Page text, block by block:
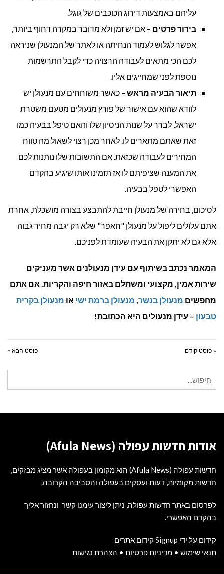
עליהם באמצעות דירוג הכוכבים של גוגל.
בירור פרטים – אם יש זמן ולא מדובר במקרה דחוף ביותר,
אפשר לגלוש לעמוד הנחיתה או לאתר של המנעולן שניראה
לכם הכי מתאים לעבודה הרצויה כדי לקבל התרשמות
נוספת לפני שמחייגים אליו.
תיאור הבעיה מראש – כאשר משוחחים עם מנעולן יש
לוודא שהוא עם אישור של פורץ מנעולים מטעם משטרת
ישראל, לברר על שנות הניסיון שלו והאם טיפל בבעיה כמו
זאת שאתם מתארים לו. לאחר מכן רצוי לשאול מה טווח
המחירים לעבודה שכזאת. אם התשובות שלו נותנות לכם
את המענה שציפיתם לו אז תזמינו אותו שיגיע בהקדם
האפשרי לטפל בבעיה.
לסיכום, בחירה של מנעולן חייבת להתבצע בצורה מושכלת, אחרת
אתם עלולים ליפול על מנעולן "חאפר" שלא רק יגבה מחיר גבוה
אלא גם לא יתקן את הבעיה שעומדת לפניכם.
המאמר נכתב בשיתוף עם עידן מנעולנים אשר מעניקים
שירות אמין, מקצועי ומשתלם באזור חיפה והקריות. אם אתם
מחפשים מנעולן בנשר, מנעולן ברמת ישי או מנעולן בקרית
טבעון – עידן מנעולים היא הכתובת!
« פוסט קודם פוסט הבא »
עבור:
אודות חדשות עפולה (Afula News)
חדשות עפולה (Afula News) הוא מקומון בעפולה אשר מציג מבזקים,
חדשות מקומיות, דעות ועסקים בעפולה והסביבה הקרובה.
לפרסום באתר חדשות עפולה, ניתן ליצור עימנו קשר ונחזור אליך
בהקדם האפשרי.
קידום על ידי Signup קידום אתרים
תנאי שימוש • מדיניות פרטיות • הצהרת נגישות